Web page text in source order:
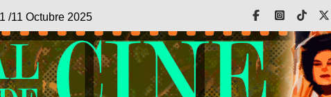
1 /11 Octubre 2025 FacebookInstagram
Tiktok